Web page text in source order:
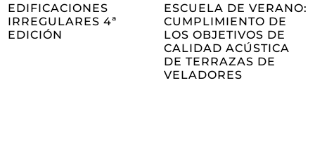
EDIFICACIONES
IRREGULARES 4ª
EDICIÓN
ESCUELA DE VERANO:
CUMPLIMIENTO DE
LOS OBJETIVOS DE
CALIDAD ACÚSTICA
DE TERRAZAS DE
VELADORES